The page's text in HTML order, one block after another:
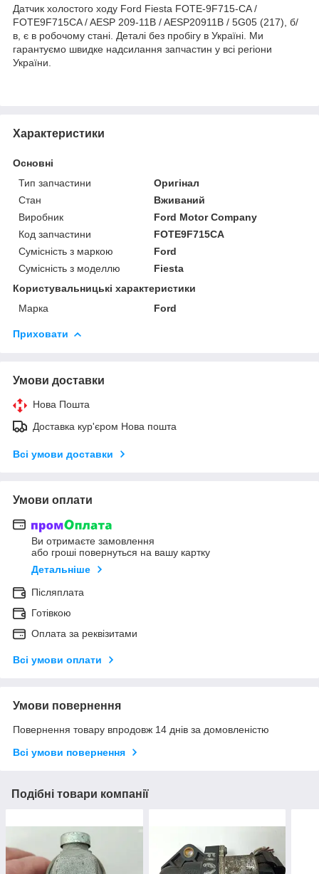
Датчик холостого ходу Ford Fiesta FOTE-9F715-CA /
FOTE9F715CA / AESP 209-11B / AESP20911B / 5G05 (217), б/
в, є в робочому стані. Деталі без пробігу в Україні. Ми
гарантуємо швидке надсилання запчастин у всі регіони
України.
Характеристики
Основні
Тип запчастини
Оригінал
Стан
Вживаний
Виробник
Ford Motor Company
Код запчастини
FOTE9F715CA
Сумісність з маркою
Ford
Сумісність з моделлю
Fiesta
Користувальницькі характеристики
Марка
Ford
Приховати
Умови доставки
Нова Пошта
Доставка кур'єром Нова пошта
Всі умови доставки
Умови оплати
Ви отримаєте замовлення
або гроші повернуться на вашу картку
Детальніше
Післяплата
Готівкою
Оплата за реквізитами
Всі умови оплати
Умови повернення
Повернення товару впродовж 14 днів за домовленістю
Всі умови повернення
Подібні товари компанії